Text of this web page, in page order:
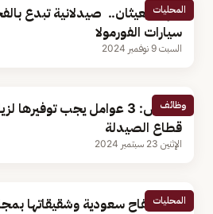
المحليات
شهد العيثان.. صيدلانية تبدع
سيارات الفورمولا
السبت 9 نوفمبر 2024
وظائف
مختص: 3 عوامل يجب توفيرها
قطاع الصيدلة
الإثنين 23 سبتمبر 2024
المحليات
قصة كفاح سعودية وشقيقاتها